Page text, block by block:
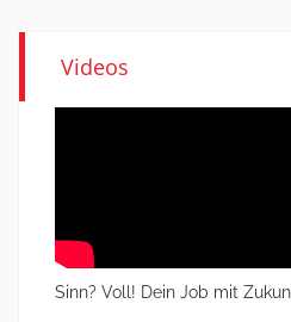
Videos
Sinn? Voll! Dein Job mit